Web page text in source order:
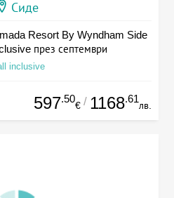
Сиде
Resort By Wyndham Side
през септември
inclusive
597.50
€ / 1168.61
лв.